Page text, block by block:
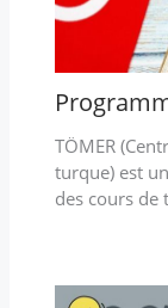
TÖMER
turque) est
des cours